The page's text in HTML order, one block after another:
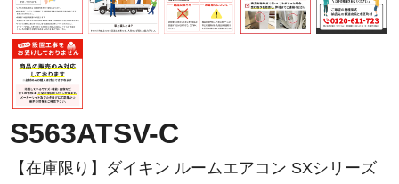
S563ATSV-C
【在庫限り】ダイキン ルームエアコン SXシリーズ